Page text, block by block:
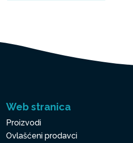
Web stranica
Proizvodi
Ovlašćeni prodavci